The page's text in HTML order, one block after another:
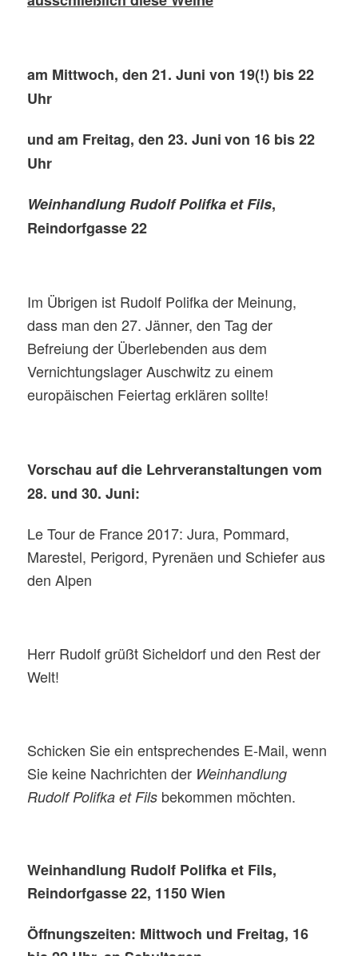
am Mittwoch, den21. Juni von 19(!) bis 22
Uhr
und am Freitag, den23. Junivon 16 bis 22
Uhr
Weinhandlung Rudolf Polifka et Fils,
Reindorfgasse 22
Im Übrigen ist Rudolf Polifka der Meinung,
dass man den 27. Jänner, den Tag der
Befreiung der Überlebenden aus dem
Vernichtungslager Auschwitz zu einem
europäischen Feiertag erklären sollte!
Vorschau auf die Lehrveranstaltungen vom
28. und 30. Juni:
Le Tour de France 2017: Jura, Pommard,
Marestel, Perigord, Pyrenäen und Schiefer aus
den Alpen
Herr Rudolf grüßt Sicheldorf und den Rest der
Welt!
Schicken Sie ein entsprechendes E-Mail, wenn
Sie keine Nachrichten der Weinhandlung
Rudolf Polifka et Fils bekommen möchten.
Weinhandlung Rudolf Polifka et Fils,
Reindorfgasse 22, 1150 Wien
Öffnungszeiten: Mittwoch und Freitag, 16